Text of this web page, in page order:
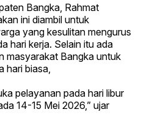
Bangka, Rahmat
ini diambil untuk
yang kesulitan mengurus
hari kerja. Selain itu ada
masyarakat Bangka untuk
hari biasa,
pelayanan pada hari libur
14-15 Mei 2026,” ujar